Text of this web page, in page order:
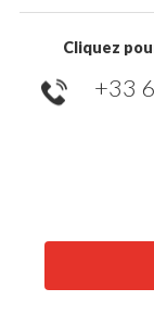
Cliquez
+33